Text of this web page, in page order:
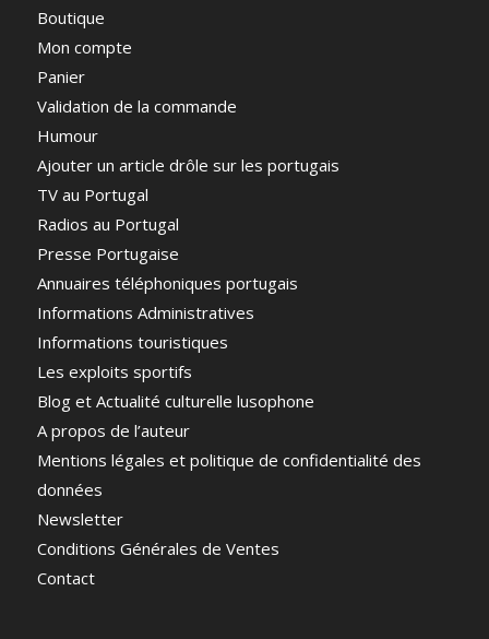
Boutique
Mon compte
Panier
Validation de la commande
Humour
Ajouter un article drôle sur les portugais
TV au Portugal
Radios au Portugal
Presse Portugaise
Annuaires téléphoniques portugais
Informations Administratives
Informations touristiques
Les exploits sportifs
Blog et Actualité culturelle lusophone
A propos de l’auteur
Mentions légales et politique de confidentialité des
données
Newsletter
Conditions Générales de Ventes
Contact